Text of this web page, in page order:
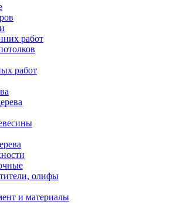
работ
работ
олифы
и материалы